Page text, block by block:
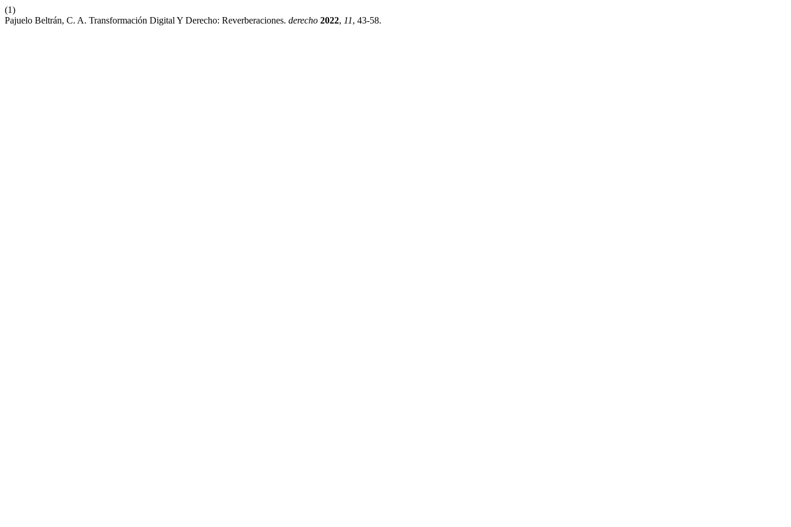
(1)
Pajuelo Beltrán, C. A. Transformación Digital Y Derecho: Reverberaciones. derecho 2022, 11, 43-58.